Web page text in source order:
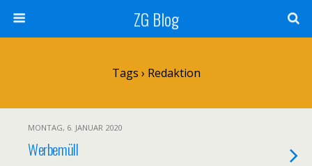
ZG Blog
Tags › Redaktion
MONTAG, 6. JANUAR 2020
Werbemüll